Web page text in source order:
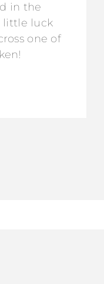
in the
little luck
one of